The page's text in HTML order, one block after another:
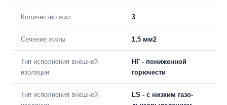
Количество жил 3
Сечение жилы 1,5 мм2
Тип исполнения внешней
изоляции
НГ - пониженной
горючести
Тип исполнения внешней
LS - с низким газо-